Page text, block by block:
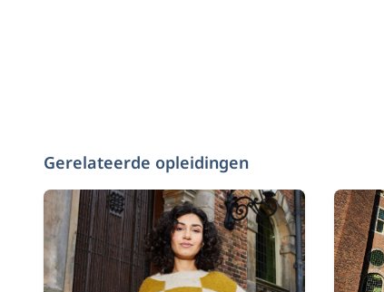
Gerelateerde opleidingen